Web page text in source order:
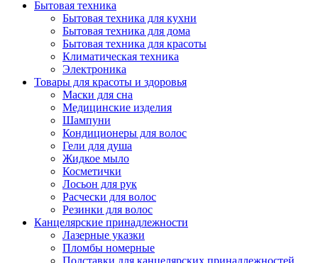
Бытовая техника
Бытовая техника для кухни
Бытовая техника для дома
Бытовая техника для красоты
Климатическая техника
Электроника
Товары для красоты и здоровья
Маски для сна
Медицинские изделия
Шампуни
Кондиционеры для волос
Гели для душа
Жидкое мыло
Косметички
Лосьон для рук
Расчески для волос
Резинки для волос
Канцелярские принадлежности
Лазерные указки
Пломбы номерные
Подставки для канцелярских принадлежностей